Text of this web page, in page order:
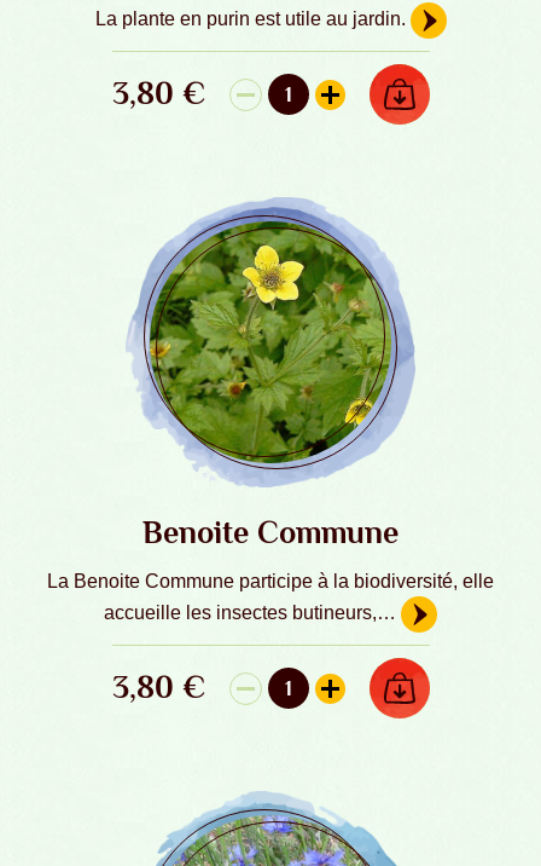
La plante en purin est utile au jardin.
3,80 € 1
quantité de Bardane - Graines Bio
AJOUTER AU PANIER
Benoite Commune
La Benoite Commune participe à la biodiversité, elle
accueille les insectes butineurs,…
3,80 € 1
quantité de Benoite Commune -
AJOUTER AU PANIER